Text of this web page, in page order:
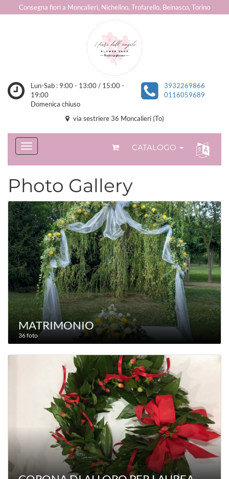
Consegna fiori a Moncalieri, Nichelino, Trofarello, Beinasco, Torino
Lun-Sab : 9:00 - 13:00 / 15:00 -
19:00
Domenica chiuso
3932269866
0116059689
via sestriere 36 Moncalieri (To)
CATALOGO
Photo Gallery
MATRIMONIO
36 foto